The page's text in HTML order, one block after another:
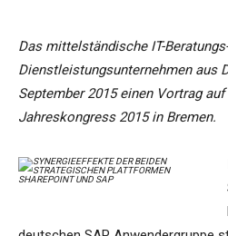
Das mittelständische IT-
Dienstleistungsunternehmen aus
September 2015 einen Vortrag auf
Jahreskongress 2015 in Bremen.